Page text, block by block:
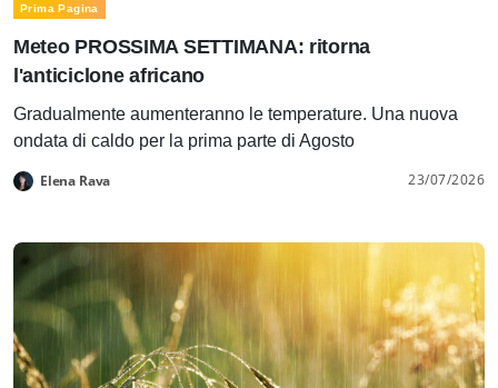
Prima Pagina
Meteo PROSSIMA SETTIMANA: ritorna
l'anticiclone africano
Gradualmente aumenteranno le temperature. Una nuova
ondata di caldo per la prima parte di Agosto
Elena Rava 23/07/2026